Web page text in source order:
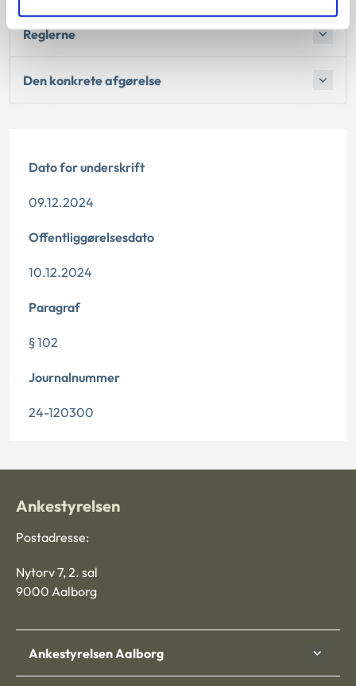
Reglerne
Den konkrete afgørelse
Dato for underskrift
09.12.2024
Offentliggørelsesdato
10.12.2024
Paragraf
§ 102
Journalnummer
24-120300
Ankestyrelsen
Postadresse:
Nytorv 7, 2. sal
9000 Aalborg
Ankestyrelsen Aalborg